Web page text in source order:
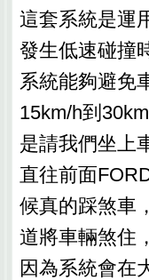
這套系統是運
發生低速碰撞
系統能夠避免
15km/h到
是請我們坐上
直往前面
候真的踩煞車
道將車輛煞住
因為系統會在